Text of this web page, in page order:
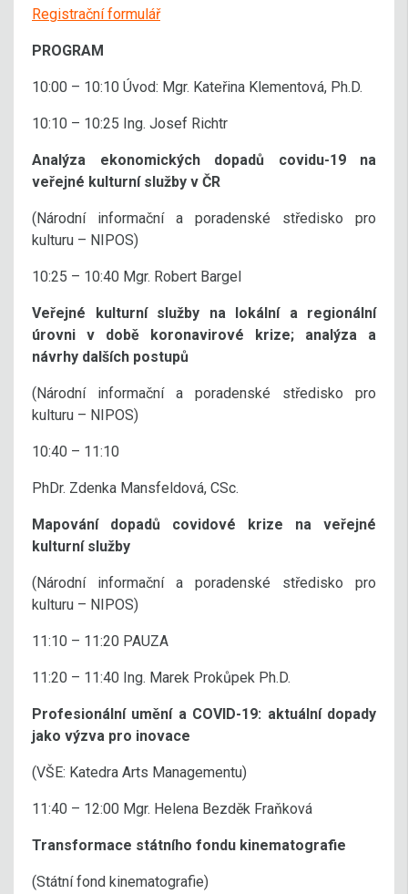
Registrační formulář
PROGRAM
10:00 – 10:10 Úvod: Mgr. Kateřina Klementová, Ph.D.
10:10 – 10:25 Ing. Josef Richtr
Analýza ekonomických dopadů covidu-19 na
veřejné kulturní služby v ČR
(Národní informační a poradenské středisko pro
kulturu – NIPOS)
10:25 – 10:40 Mgr. Robert Bargel
Veřejné kulturní služby na lokální a regionální
úrovni v době koronavirové krize; analýza a
návrhy dalších postupů
(Národní informační a poradenské středisko pro
kulturu – NIPOS)
10:40 – 11:10
PhDr. Zdenka Mansfeldová, CSc.
Mapování dopadů covidové krize na veřejné
kulturní služby
(Národní informační a poradenské středisko pro
kulturu – NIPOS)
11:10 – 11:20 PAUZA
11:20 – 11:40 Ing. Marek Prokůpek Ph.D.
Profesionální umění a COVID-19: aktuální dopady
jako výzva pro inovace
(VŠE: Katedra Arts Managementu)
11:40 – 12:00 Mgr. Helena Bezděk Fraňková
Transformace státního fondu kinematografie
(Státní fond kinematografie)